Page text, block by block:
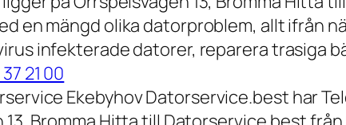
en mängd olika datorproblem, allt ifrån
infekterade datorer, reparera trasiga
21 00
Ekebyhov Datorservice.best har